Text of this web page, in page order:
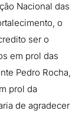
Nacional das
o
ser o
em prol das
Pedro Rocha,
prol da
de agradecer